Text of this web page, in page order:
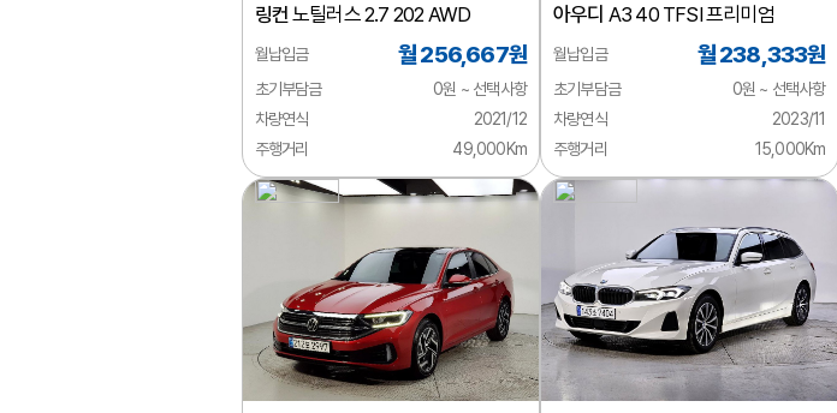
롤스로이스
링컨
마세라티
마이바흐
맥라렌
미쯔비시
미쯔오카
링컨 노틸러스 2.7 202 AWD
월납입금 월 256,667원
초기부담금
0원 ~ 선택사항
차량연식
2021/12
주행거리
49,000Km
아우디 A3 40 TFSI 프리미엄
월납입금 월 238,333원
초기부담금
0원 ~ 선택사항
차량연식
2023/11
주행거리
15,000Km